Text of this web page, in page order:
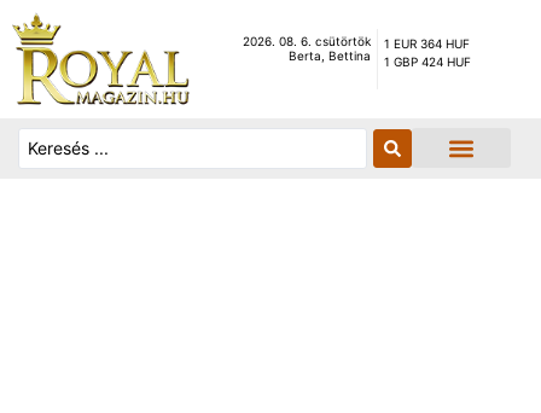
2026. 08. 6. csütörtök
Berta, Bettina
1 EUR 364 HUF
1 GBP 424 HUF